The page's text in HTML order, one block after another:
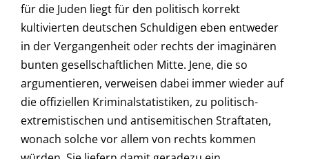
für die Juden liegt für den politisch korrekt
kultivierten deutschen Schuldigen eben entweder
in der Vergangenheit oder rechts der imaginären
bunten gesellschaftlichen Mitte. Jene, die so
argumentieren, verweisen dabei immer wieder auf
die offiziellen Kriminalstatistiken, zu politisch-
extremistischen und antisemitischen Straftaten,
wonach solche vor allem von rechts kommen